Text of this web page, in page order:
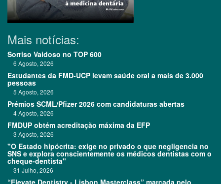
Mais notícias:
Sorriso Vaidoso no TOP 600
6 Agosto, 2026
Estudantes da FMD-UCP levam saúde oral a mais de 3.000
pessoas
5 Agosto, 2026
Prémios SCML/Pfizer 2026 com candidaturas abertas
4 Agosto, 2026
FMDUP obtém acreditação máxima da EFP
3 Agosto, 2026
"O Estado hipócrita: exige no privado o que negligencia no
SNS e explora conscientemente os médicos dentistas com o
cheque-dentista"
31 Julho, 2026